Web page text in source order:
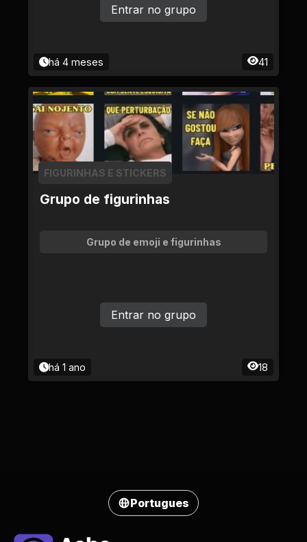
há 4 meses 41
Entrar no grupo
Grupo de figurinhas
FIGURINHAS E STICKERS
Grupo de emoji e figurinhas
há 1 ano 18
Entrar no grupo
Portugues